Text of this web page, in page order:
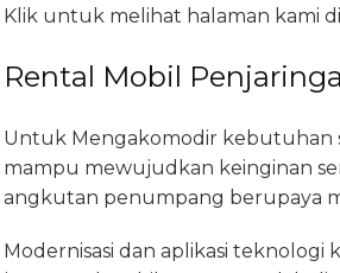
Klik untuk melihat halaman kami di
Rental Mobil
Untuk Mengakomodir kebutuhan
mampu mewujudkan keinginan
angkutan penumpang berupaya
Modernisasi dan aplikasi